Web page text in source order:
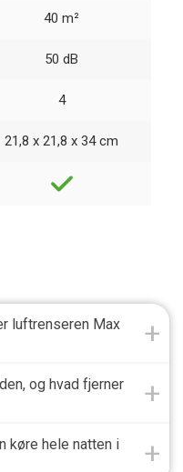
40 m²
50 dB
4
21,8 x 21,8 x 34 cm
luftrenseren Max
og hvad fjerner
køre hele natten i